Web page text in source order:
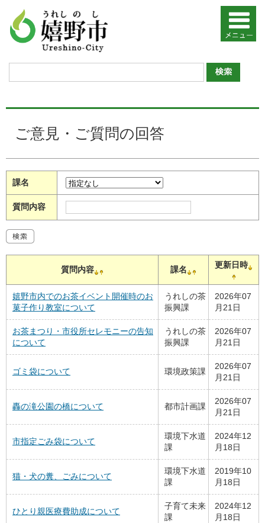
ご意見・ご質問の回答
課名
質問内容
質問内容 課名 更新日時
嬉野市内でのお茶イベント開催時のお
菓子作り教室について
うれしの茶
振興課
2026年07
月21日
お茶まつり・市役所セレモニーの告知
について
うれしの茶
振興課
2026年07
月21日
ゴミ袋について 環境政策課
2026年07
月21日
轟の滝公園の橋について 都市計画課
2026年07
月21日
市指定ごみ袋について
環境下水道
課
2024年12
月18日
猫・犬の糞、ごみについて
環境下水道
課
2019年10
月18日
ひとり親医療費助成について
子育て未来
課
2024年12
月18日